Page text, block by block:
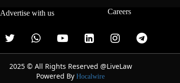
Advertise with us Careers
2025 © All Rights Reserved @LiveLaw
Powered By Hocalwire